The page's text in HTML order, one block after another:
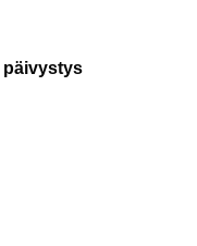
päivystys